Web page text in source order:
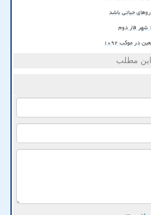
حیاتی باشد
در موکب ۱۰۹۲
این مطلب